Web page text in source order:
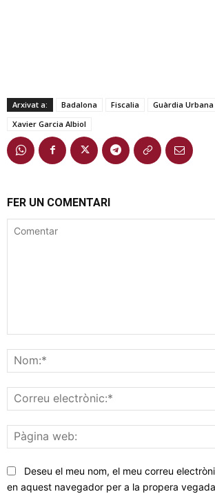
Arxivat a: Badalona Fiscalia
Guàrdia Urbana
Xavier Garcia Albiol
FER UN COMENTARI
Deseu el meu nom, el meu correu
en aquest navegador per a la propera